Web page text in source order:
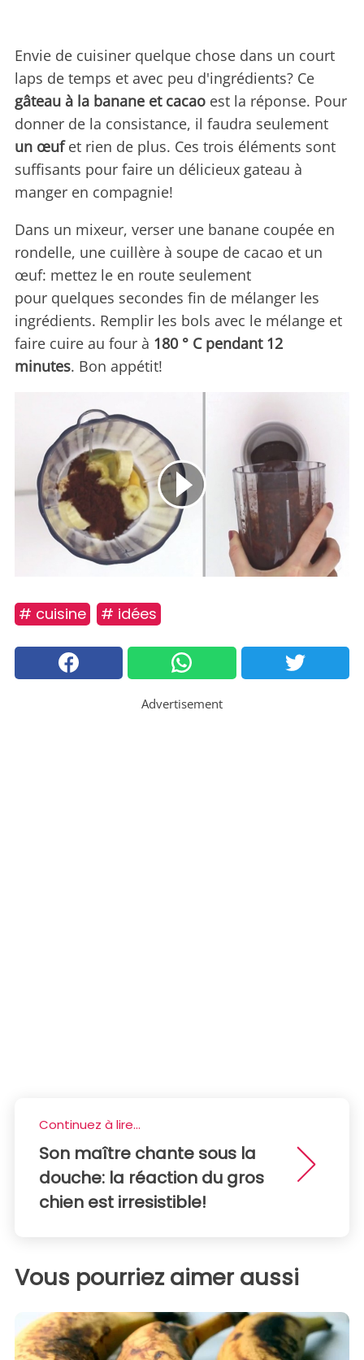
Envie de cuisiner quelque chose dans un court
laps de temps et avec peu d'ingrédients? Ce
gâteau à la banane et cacao est la réponse. Pour
donner de la consistance, il faudra seulement
un œufet rien de plus. Ces trois éléments sont
suffisants pour faire un délicieux gateau à
manger en compagnie!
Dans un mixeur, verser une banane coupée en
rondelle, une cuillère à soupe de cacao et un
œuf: mettez le en route seulement
pour quelques secondes fin de mélanger les
ingrédients. Remplir les bols avec le mélange et
faire cuire au four à 180 ° C pendant 12
minutes. Bon appétit!
# cuisine # idées
Advertisement
Continuez à lire...
Son maître chante sous la
douche: la réaction du gros
chien est irresistible!
Vous pourriez aimer aussi